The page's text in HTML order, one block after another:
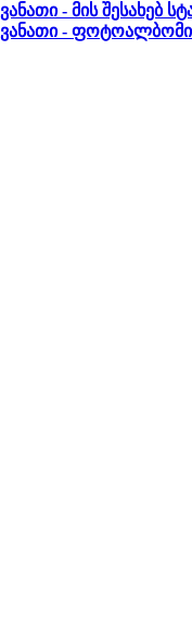
ვანათი - მის შესახებ
ვანათი -